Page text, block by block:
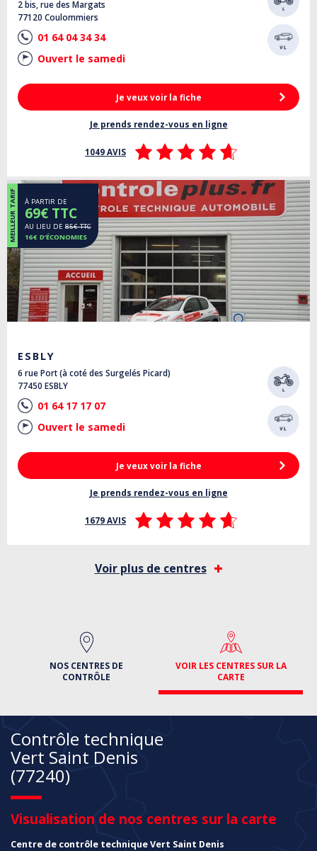
2 bis, rue des Margats
77120 Coulommiers
01 64 04 34 34
Ouvert le samedi
Je veux voir la fiche
Je prends rendez-vous en ligne
1049 AVIS
MEILLEUR TARIF À PARTIR DE
69€ TTC
AU LIEU DE 85€ TTC
16€ D’ÉCONOMIES
ESBLY
6 rue Port (à coté des Surgelés Picard)
77450 ESBLY
01 64 17 17 07
Ouvert le samedi
Je veux voir la fiche
Je prends rendez-vous en ligne
1679 AVIS
Voir plus de centres
NOS CENTRES DE
CONTRÔLE
VOIR LES CENTRES SUR LA
CARTE
Contrôle technique
Vert Saint Denis
(77240)
Visualisation de nos centres sur la carte
Centre de contrôle technique Vert Saint Denis